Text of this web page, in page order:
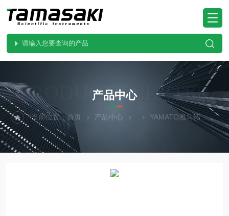
PRODUCTS CENTER
产品中心
当前位置：首页 产品中心 YAMATO雅马拓